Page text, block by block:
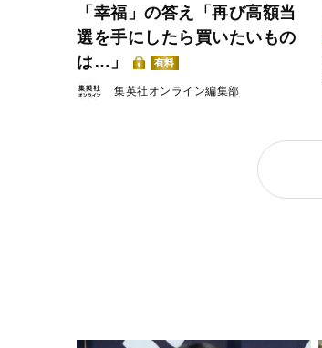
「幸福」の答え「再び高額当
選を手にしたら買いたいもの
は…」
有料
集英社オンライン編集部